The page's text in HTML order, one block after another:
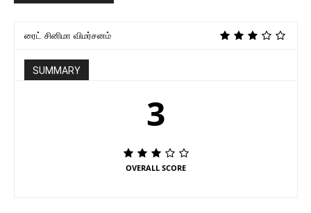
ரைட் சினிமா விமர்சனம்
SUMMARY
3
OVERALL SCORE